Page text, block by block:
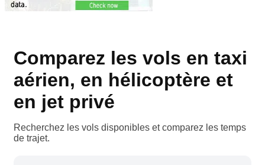
Comparez les vols en taxi
aérien, en hélicoptère et
en jet privé
Recherchez les vols disponibles et comparez les temps
de trajet.